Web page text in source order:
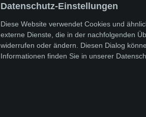
Datenschutz-Einstellungen
Diese Website verwendet Cookies und
externe Dienste, die in der nachfolgenden
widerrufen oder ändern. Diesen Dialog
Informationen finden Sie in unserer